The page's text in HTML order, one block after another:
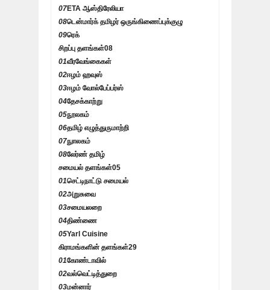
07ETA ஆஸ்திரேலியா
08டென்மார்க் தமிழர் ஒருங்கிணைப்புக்குழு
09ரெக்
சிறப்பு தளங்கள்08
01வீரவேங்கைகள்
02ஈழம் ஹவுஸ்
03ஈழம் வோல்பேப்பர்ஸ்
04தேசக்காற்று
05நூலகம்
06தமிழ் எழுத்துருமாற்றி
07நுாலகம்
08லேர்ண் தமிழ்
சமையல் தளங்கள்05
01செட்டிநாட்டு சமையல்
02அறுசுவை
03சமையலறை
04திண்ணை
05Yarl Cuisine
கிராமங்களின் தளங்கள்29
01கோண்டாவில்
02வல்வெட்டித்துறை
03மன்னார்